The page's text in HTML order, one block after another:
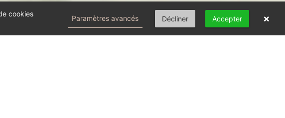
cookies
Paramètres avancés Décliner Accepter ×